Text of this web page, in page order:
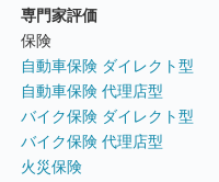
専門家評価
保険
自動車保険 ダイレクト型
自動車保険 代理店型
バイク保険 ダイレクト型
バイク保険 代理店型
火災保険